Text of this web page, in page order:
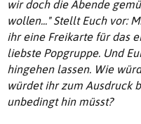
wir doch die Abende
wollen..." Stellt Euch vor:
ihr eine Freikarte für das
liebste Popgruppe. Und
hingehen lassen. Wie
würdet ihr zum Ausdruck
unbedingt hin müsst?